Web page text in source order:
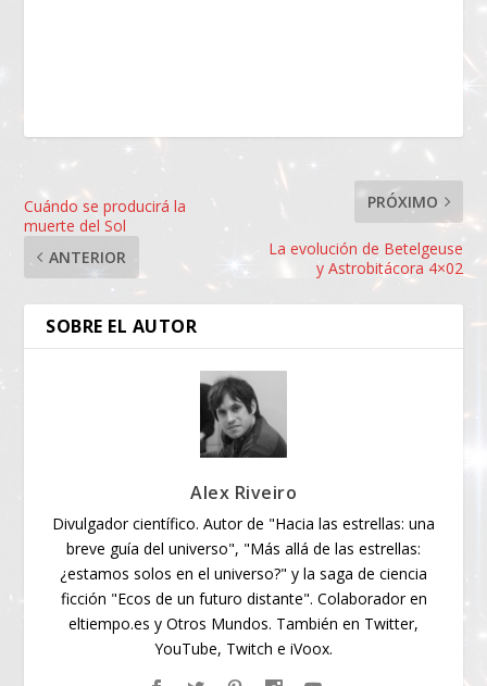
Cuándo se producirá la
muerte del Sol
ANTERIOR
PRÓXIMO
La evolución de Betelgeuse
y Astrobitácora 4×02
SOBRE EL AUTOR
Alex Riveiro
Divulgador científico. Autor de "Hacia las estrellas: una
breve guía del universo", "Más allá de las estrellas:
¿estamos solos en el universo?" y la saga de ciencia
ficción "Ecos de un futuro distante". Colaborador en
eltiempo.es y Otros Mundos. También en Twitter,
YouTube, Twitch e iVoox.